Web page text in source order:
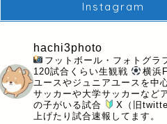
Instagram
hachi3photo
フットボール・フォトグラ
120試合くらい生観戦
横浜
ユースやジュニアユースを中
サッカーや大学サッカーなど
の子がいる試合
X（旧
上げたり試合速報してます。